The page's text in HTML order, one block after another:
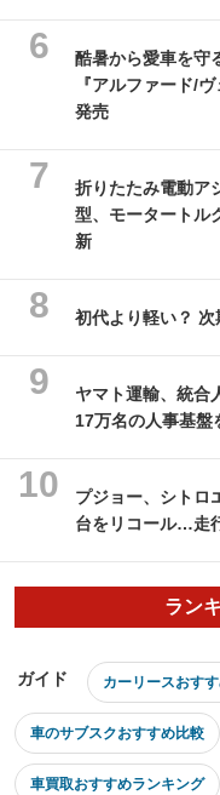
酷暑から愛車を守
『アルファード/
発売
折りたたみ電動ア
型、モータートル
新
初代より軽い？
ヤマト運輸、統合
17万名の人事基盤
プジョー、シトロ
台をリコール…走
ラン
ガイド カーリースおす
車のサブスクおすすめ比較
車買取おすすめランキング